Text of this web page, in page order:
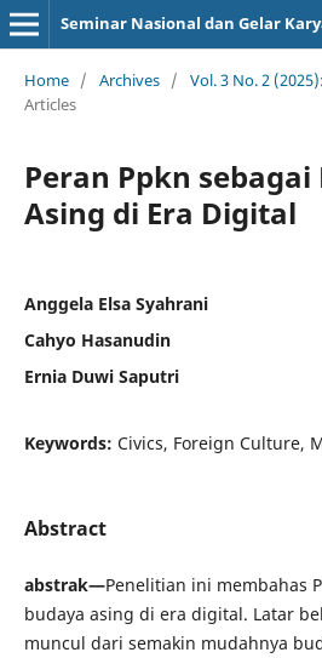
Home / Archives / Vol. 3 No. 2
Articles
Peran Ppkn
Asing di Era Digital
Anggela Elsa Syahrani
Cahyo Hasanudin
Ernia Duwi Saputri
Keywords: Civics, Foreign Culture,
Abstract
abstrak—Penelitian ini membahas
budaya asing di era digital. Latar
muncul dari semakin mudahnya